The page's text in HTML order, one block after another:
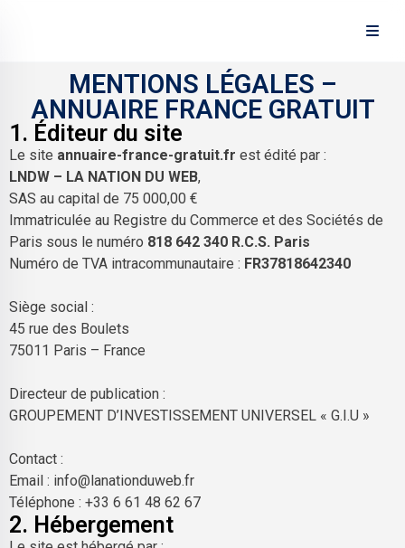
MENTIONS LÉGALES –
ANNUAIRE FRANCE GRATUIT
1. Éditeur du site
Le site annuaire-france-gratuit.fr est édité par :
LNDW – LA NATION DU WEB,
SAS au capital de 75 000,00 €
Immatriculée au Registre du Commerce et des Sociétés de
Paris sous le numéro 818 642 340 R.C.S. Paris
Numéro de TVA intracommunautaire : FR37818642340
Siège social :
45 rue des Boulets
75011 Paris – France
Directeur de publication :
GROUPEMENT D’INVESTISSEMENT UNIVERSEL « G.I.U »
Contact :
Email : info@lanationduweb.fr
Téléphone : +33 6 61 48 62 67
2. Hébergement